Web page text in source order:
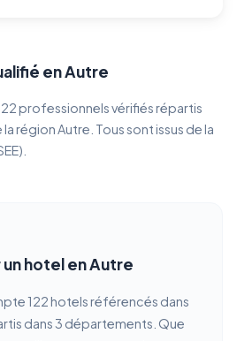
en Autre
professionnels vérifiés répartis
région Autre. Tous sont issus de la
hotel en Autre
122 hotels référencés dans
dans 3 départements. Que